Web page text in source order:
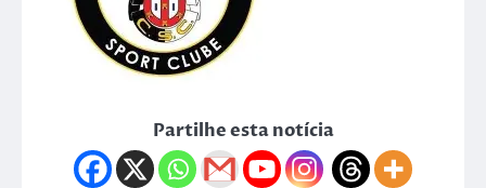
Partilhe esta notícia